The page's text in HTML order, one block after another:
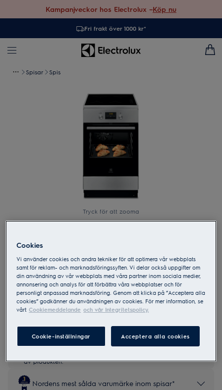
Kampanjveckor hos Electrolux –Köp nu
Fri frakt över 1000 kr*
Spisar Spis
Tryck för att zooma
500 SurroundCook Induktionshäll
50 cm Svart Slät Emalj
2 (1)
Säkerhetsinstruktioner och säkerhetsvarningar enligt EU-
förordning 2023/988 finns listade i kapitel 1 och 2 i
av produkten.
Nordens mest sålda varumärke inom spisar*
Cookies
Vi använder cookies och andra tekniker för att optimera vår webbplats
samt för reklam- och marknadsföringssyften. Vi delar också uppgifter om
din användning av vår webbplats med våra partner inom sociala medier,
annonsering och analys för att förbättra våra webbplatser och för
personligt anpassad marknadsföring. Genom att klicka på ”Acceptera alla
cookies” godkänner du användningen av cookies. För mer information, se
vårt Cookiemeddelande och vår Integritetspolicy.
Cookie-inställningar Acceptera alla cookies